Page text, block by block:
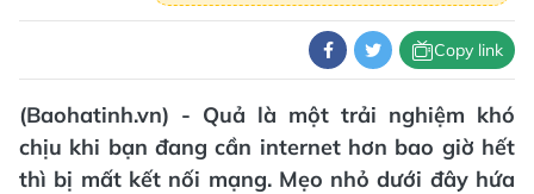
Copy link
(Baohatinh.vn) - Quả là một trải nghiệm khó
chịu khi bạn đang cần internet hơn bao giờ hết
thì bị mất kết nối mạng. Mẹo nhỏ dưới đây hứa